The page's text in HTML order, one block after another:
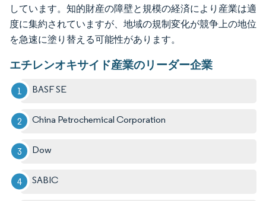
しています。知的財産の障壁と規模の経済により産業は適
度に集約されていますが、地域の規制変化が競争上の地位
を急速に塗り替える可能性があります。
エチレンオキサイド産業のリーダー企業
BASF SE
China Petrochemical Corporation
Dow
SABIC